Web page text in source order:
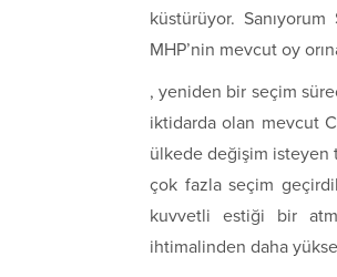
küstürüyor.
MHP’nin mevcut oy
, yeniden bir seçim
iktidarda olan mevcut
ülkede değişim isteyen
çok fazla seçim
kuvvetli estiği bir
ihtimalinden daha